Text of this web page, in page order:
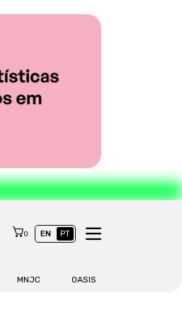
0 EN PT
MNJC OASIS